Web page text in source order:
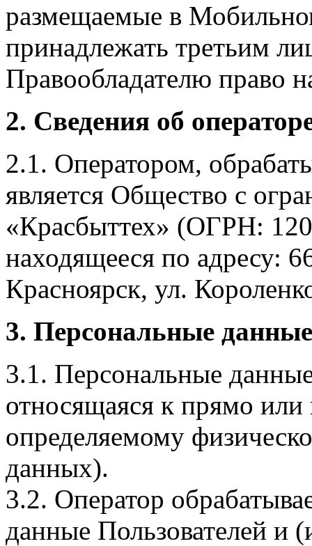
размещаемые в
принадлежать третьим
Правообладателю право
2. Сведения об
2.1. Оператором,
является Общество с
«Красбыттех» (ОГРН:
находящееся по адресу:
Красноярск, ул.
3. Персональные
3.1. Персональные
относящаяся к прямо
определяемому
данных).
3.2. Оператор
данные Пользователей и